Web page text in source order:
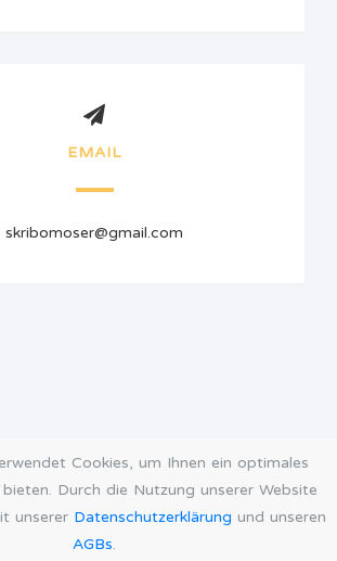
EMAIL
skribomoser@gmail.com
Cookies, um Ihnen ein optimales
Durch die Nutzung unserer Website
unserer Datenschutzerklärung und unseren
AGBs.